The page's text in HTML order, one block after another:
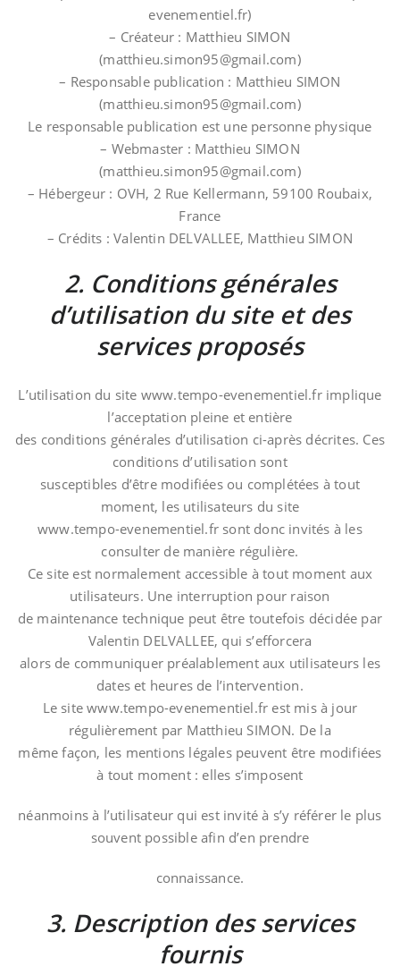
evenementiel.fr)
– Créateur : Matthieu SIMON
(matthieu.simon95@gmail.com)
– Responsable publication : Matthieu SIMON
(matthieu.simon95@gmail.com)
Le responsable publication est une personne physique
– Webmaster : Matthieu SIMON
(matthieu.simon95@gmail.com)
– Hébergeur : OVH, 2 Rue Kellermann, 59100 Roubaix,
France
– Crédits : Valentin DELVALLEE, Matthieu SIMON
2. Conditions générales
d’utilisation du site et des
services proposés
L’utilisation du site www.tempo-evenementiel.fr implique
l’acceptation pleine et entière
des conditions générales d’utilisation ci-après décrites. Ces
conditions d’utilisation sont
susceptibles d’être modifiées ou complétées à tout
moment, les utilisateurs du site
www.tempo-evenementiel.fr sont donc invités à les
consulter de manière régulière.
Ce site est normalement accessible à tout moment aux
utilisateurs. Une interruption pour raison
de maintenance technique peut être toutefois décidée par
Valentin DELVALLEE, qui s’efforcera
alors de communiquer préalablement aux utilisateurs les
dates et heures de l’intervention.
Le site www.tempo-evenementiel.fr est mis à jour
régulièrement par Matthieu SIMON. De la
même façon, les mentions légales peuvent être modifiées
à tout moment : elles s’imposent
néanmoins à l’utilisateur qui est invité à s’y référer le plus
souvent possible afin d’en prendre
connaissance.
3. Description des services
fournis